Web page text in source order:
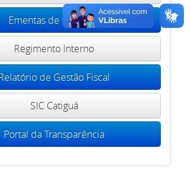
Ementas de Portarias
Regimento Interno
de Gestão Fiscal
SIC Catiguá
Portal da Transparência